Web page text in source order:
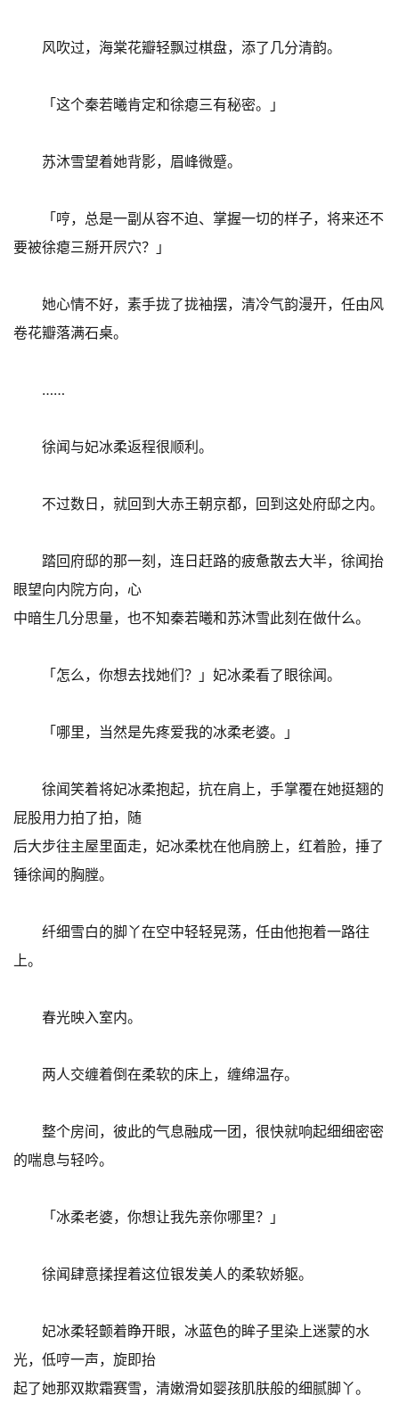
风吹过，海棠花瓣轻飘过棋盘，添了几分清韵。
「这个秦若曦肯定和徐瘪三有秘密。」
苏沐雪望着她背影，眉峰微蹙。
「哼，总是一副从容不迫、掌握一切的样子，将来还不
要被徐瘪三掰开屄穴？」
她心情不好，素手拢了拢袖摆，清冷气韵漫开，任由风
卷花瓣落满石桌。
……
徐闻与妃冰柔返程很顺利。
不过数日，就回到大赤王朝京都，回到这处府邸之内。
踏回府邸的那一刻，连日赶路的疲惫散去大半，徐闻抬
眼望向内院方向，心
中暗生几分思量，也不知秦若曦和苏沐雪此刻在做什么。
「怎么，你想去找她们？」妃冰柔看了眼徐闻。
「哪里，当然是先疼爱我的冰柔老婆。」
徐闻笑着将妃冰柔抱起，抗在肩上，手掌覆在她挺翘的
屁股用力拍了拍，随
后大步往主屋里面走，妃冰柔枕在他肩膀上，红着脸，捶了
锤徐闻的胸膛。
纤细雪白的脚丫在空中轻轻晃荡，任由他抱着一路往
上。
春光映入室内。
两人交缠着倒在柔软的床上，缠绵温存。
整个房间，彼此的气息融成一团，很快就响起细细密密
的喘息与轻吟。
「冰柔老婆，你想让我先亲你哪里？」
徐闻肆意揉捏着这位银发美人的柔软娇躯。
妃冰柔轻颤着睁开眼，冰蓝色的眸子里染上迷蒙的水
光，低哼一声，旋即抬
起了她那双欺霜赛雪，清嫩滑如婴孩肌肤般的细腻脚丫。